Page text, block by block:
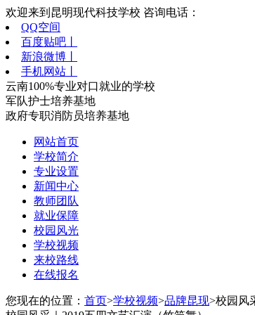
欢迎来到昆明现代科技学校 咨询电话：
QQ空间
百度贴吧丨
新浪微博丨
手机网站丨
云南100%专业对口就业的学校
军队护士培养基地
政府专职消防员培养基地
网站首页
学校简介
专业设置
新闻中心
教师团队
就业保障
校园风光
学校视频
来校路线
在线报名
您现在的位置： 首页>学校视频>品牌昆现>校园风